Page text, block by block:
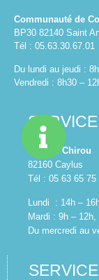
Communauté de
BP30 82140 Saint
Tél : 05.63.30.67.01
Du lundi au jeudi :
Vendredi : 8h30 –
Z.A. du Chirou
82160 Caylus
Tél : 05 63 65 75
Lundi : 14h –
Mardi : 9h –
Du mercredi au